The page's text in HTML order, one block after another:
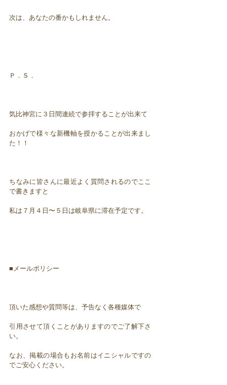
次は、あなたの番かもしれません。
Ｐ．Ｓ．
気比神宮に３日間連続で参拝することが出来て
おかげで様々な新機軸を授かることが出来まし
た！！
ちなみに皆さんに最近よく質問されるのでここ
で書きますと
私は７月４日〜５日は岐阜県に滞在予定です。
■メールポリシー
頂いた感想や質問等は、予告なく各種媒体で
引用させて頂くことがありますのでご了解下さ
い。
なお、掲載の場合もお名前はイニシャルですの
でご安心ください。